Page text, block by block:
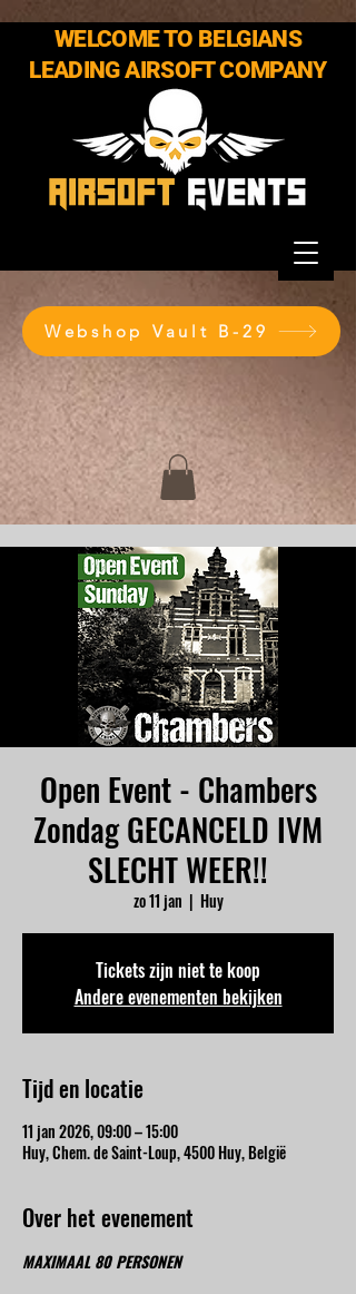
WELCOME TO BELGIANS
LEADING AIRSOFT COMPANY
Webshop Vault B-29
Open Event - Chambers
Zondag GECANCELD IVM
SLECHT WEER!!
zo 11 jan
  |
Huy
Tickets zijn niet te koop
Andere evenementen bekijken
Tijd en locatie
11 jan 2026, 09:00 – 15:00
Huy, Chem. de Saint-Loup, 4500 Huy, België
Over het evenement
MAXIMAAL 80 PERSONEN